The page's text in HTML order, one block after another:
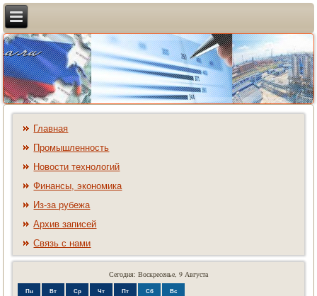
Главная
Промышленность
Новости технологий
Финансы, экономика
Из-за рубежа
Архив записей
Связь с нами
Сегодня: Воскресенье, 9 Августа
Пн Вт Ср Чт Пт Сб Вс